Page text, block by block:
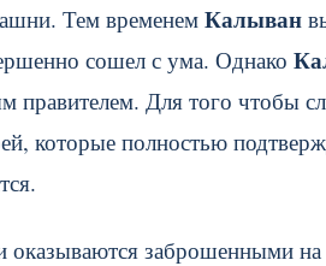
Тем временемКалыван
сошел с ума. Однако
правителем. Для того чтобы
которые полностью
заброшенными на